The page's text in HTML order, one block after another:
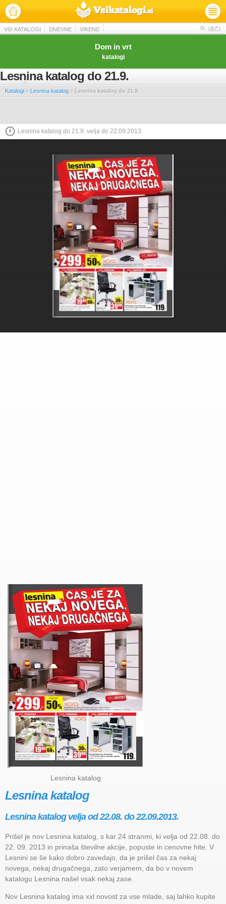
VSI KATALOGI DNEVNE VIKEND IŠČI
Dom in vrt
katalogi
Lesnina katalog do 21.9.
Katalogi » Lesnina katalog » Lesnina katalog do 21.9.
Lesnina katalog do 21.9. velja do 22.09.2013.
Lesnina katalog
Lesnina katalog
Lesnina katalog velja od 22.08. do 22.09.2013.
Prišel je nov Lesnina katalog, s kar 24 stranmi, ki velja od 22.08. do
22. 09. 2013 in prinaša številne akcije, popuste in cenovne hite. V
Lesnini se še kako dobro zavedajo, da je prišel čas za nekaj
novega, nekaj drugačnega, zato verjamem, da bo v novem
katalogu Lesnina našel vsak nekaj zase.
Nov Lesnina katalog ima xxl novost za vse mlade, saj lahko kupite